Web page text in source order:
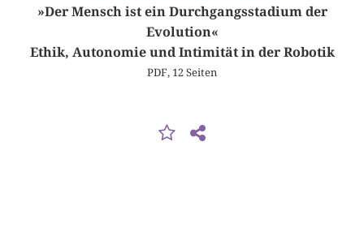
»Der Mensch ist ein Durchgangsstadium der
Evolution«
Ethik, Autonomie und Intimität in der Robotik
PDF, 12 Seiten